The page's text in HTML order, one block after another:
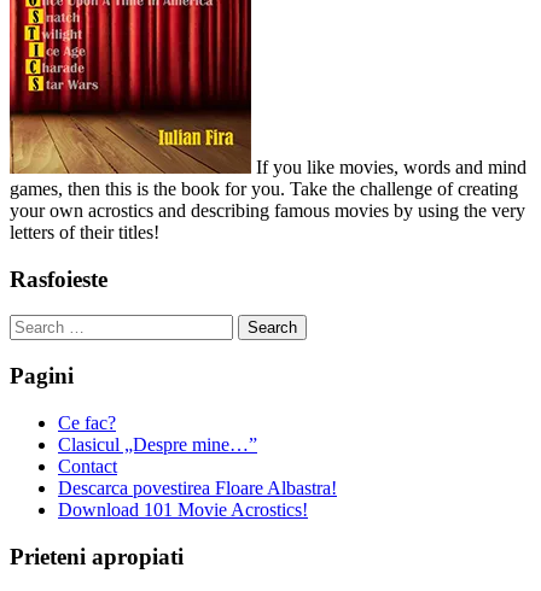
If you like movies, words and mind
games, then this is the book for you. Take the challenge of creating
your own acrostics and describing famous movies by using the very
letters of their titles!
Rasfoieste
Search
for:
Pagini
Ce fac?
Clasicul „Despre mine…”
Contact
Descarca povestirea Floare Albastra!
Download 101 Movie Acrostics!
Prieteni apropiati